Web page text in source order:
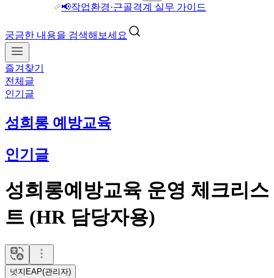
📢작업환경·근골격계 실무 가이드
궁금한 내용을 검색해보세요
즐겨찾기
전체글
인기글
성희롱 예방교육
인기글
성희롱예방교육 운영 체크리스
트 (HR 담당자용)
넛지EAP(관리자)